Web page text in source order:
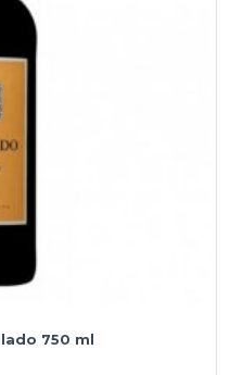
750 ml